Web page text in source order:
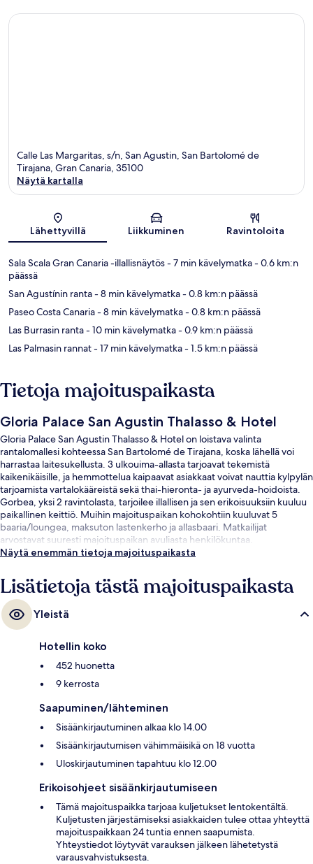
Calle Las Margaritas, s/n, San Agustin, San Bartolomé de
Tirajana, Gran Canaria, 35100
Näytä kartalla
Lähettyvillä Liikkuminen Ravintoloita
Sala Scala Gran Canaria -illallisnäytös- 7 min kävelymatka- 0.6 km:n
päässä
San Agustínin ranta- 8 min kävelymatka- 0.8 km:n päässä
Paseo Costa Canaria- 8 min kävelymatka- 0.8 km:n päässä
Las Burrasin ranta- 10 min kävelymatka- 0.9 km:n päässä
Las Palmasin rannat- 17 min kävelymatka- 1.5 km:n päässä
Tietoja majoituspaikasta
Gloria Palace San Agustin Thalasso & Hotel
Gloria Palace San Agustin Thalasso & Hotel on loistava valinta
rantalomallesi kohteessa San Bartolomé de Tirajana, koska lähellä voi
harrastaa laitesukellusta. 3 ulkouima-allasta tarjoavat tekemistä
kaikenikäisille, ja hemmottelua kaipaavat asiakkaat voivat nauttia kylpylän
tarjoamista vartalokääreistä sekä thai-hieronta- ja ayurveda-hoidoista.
Gorbea, yksi 2 ravintolasta, tarjoilee illallisen ja sen erikoisuuksiin kuuluu
paikallinen keittiö. Muihin majoituspaikan kohokohtiin kuuluvat 5
baaria/loungea, maksuton lastenkerho ja allasbaari. Matkailijat
arvostavat suuresti majoituspaikan avuliasta henkilökuntaa.
Näytä enemmän tietoja majoituspaikasta
Lisätietoja tästä majoituspaikasta
Yleistä
Hotellin koko
452 huonetta
9 kerrosta
Saapuminen/lähteminen
Sisäänkirjautuminen alkaa klo 14.00
Sisäänkirjautumisen vähimmäisikä on 18 vuotta
Uloskirjautuminen tapahtuu klo 12.00
Erikoisohjeet sisäänkirjautumiseen
Tämä majoituspaikka tarjoaa kuljetukset lentokentältä.
Kuljetusten järjestämiseksi asiakkaiden tulee ottaa yhteyttä
majoituspaikkaan 24 tuntia ennen saapumista.
Yhteystiedot löytyvät varauksen jälkeen lähetetystä
varausvahvistuksesta.